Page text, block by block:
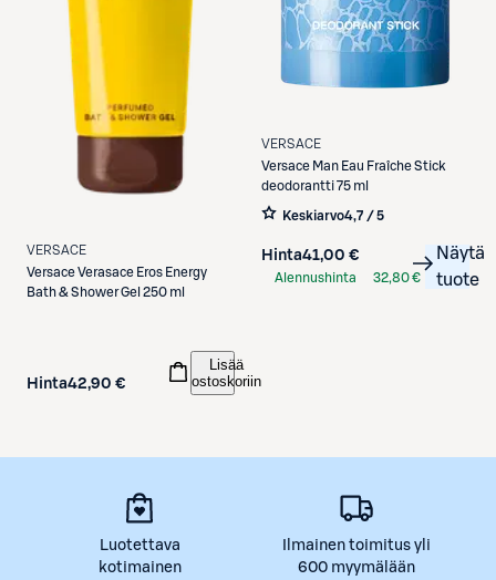
VERSACE
VersaceVerasace Eros Energy
Bath & Shower Gel 250 ml
Hinta42,90 €
Lisää
ostoskoriin
VERSACE
Versace Man Eau Fraîche Stick
deodorantti 75 ml
Keskiarvo4,7 / 5
Hinta41,00 €
Alennushinta
32,80 €
Näytä
tuote
Luotettava
kotimainen
Ilmainen toimitus yli
600 myymälään